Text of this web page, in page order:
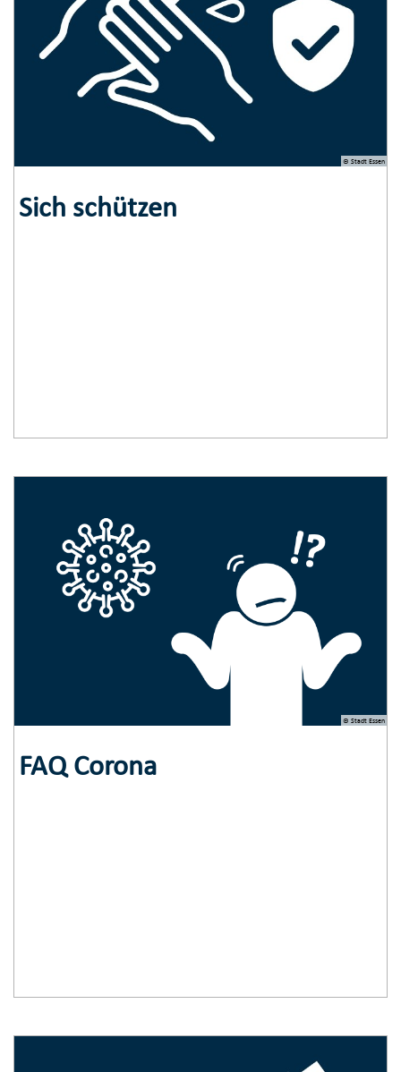
© Stadt Essen
Sich schützen
© Stadt Essen
FAQ Corona